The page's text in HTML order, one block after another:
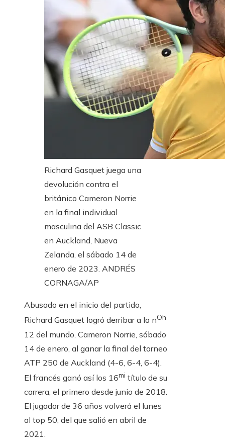
Richard Gasquet juega una
devolución contra el
británico Cameron Norrie
en la final individual
masculina del ASB Classic
en Auckland, Nueva
Zelanda, el sábado 14 de
enero de 2023. ANDRÉS
CORNAGA/AP
Abusado en el inicio del partido,
Richard Gasquet logró derribar a la nOh
12 del mundo, Cameron Norrie, sábado
14 de enero, al ganar la final del torneo
ATP 250 de Auckland (4-6, 6-4, 6-4).
El francés ganó así los 16mi título de su
carrera, el primero desde junio de 2018.
El jugador de 36 años volverá el lunes
al top 50, del que salió en abril de
2021.